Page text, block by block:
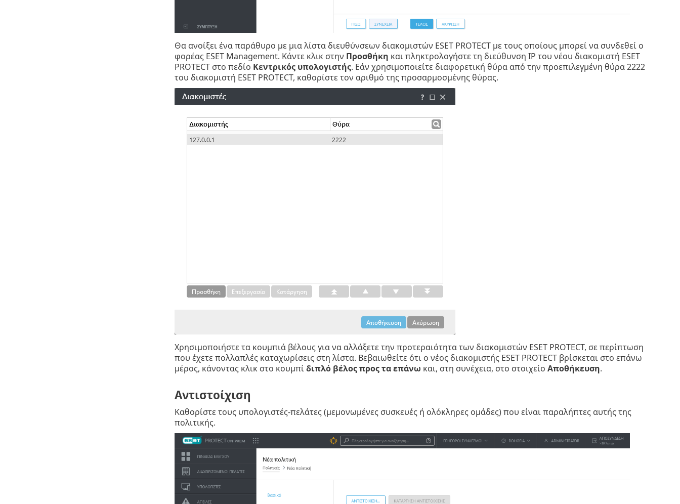
Θα ανοίξει ένα παράθυρο με μια λίστα διευθύνσεων διακομιστών ESET PROTECT με τους οποίους μπορεί να συνδεθεί ο
φορέας ESET Management. Κάντε κλικ στην Προσθήκη και πληκτρολογήστε τη διεύθυνση IP του νέου διακομιστή ESET
PROTECT στο πεδίο Κεντρικός υπολογιστής. Εάν χρησιμοποιείτε διαφορετική θύρα από την προεπιλεγμένη θύρα 2222
του διακομιστή ESET PROTECT, καθορίστε τον αριθμό της προσαρμοσμένης θύρας.
Χρησιμοποιήστε τα κουμπιά βέλους για να αλλάξετε την προτεραιότητα των διακομιστών ESET PROTECT, σε περίπτωση
που έχετε πολλαπλές καταχωρίσεις στη λίστα. Βεβαιωθείτε ότι ο νέος διακομιστής ESET PROTECT βρίσκεται στο επάνω
μέρος, κάνοντας κλικ στο κουμπίδιπλό βέλος προς τα επάνω και, στη συνέχεια, στο στοιχείο Αποθήκευση.
Αντιστοίχιση
Καθορίστε τους υπολογιστές-πελάτες (μεμονωμένες συσκευές ή ολόκληρες ομάδες) που είναι παραλήπτες αυτής της
πολιτικής.